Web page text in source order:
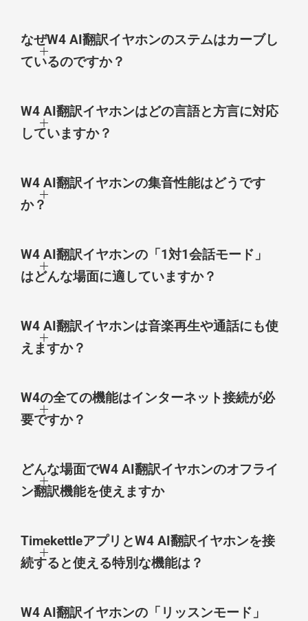
なぜW4 AI翻訳イヤホンのステムはカーブし
ているのですか？
W4 AI翻訳イヤホンはどの言語と方言に対応
していますか？
W4 AI翻訳イヤホンの集音性能はどうです
か？
W4 AI翻訳イヤホンの「1対1会話モード」
はどんな場面に適していますか？
W4 AI翻訳イヤホンは音楽再生や通話にも使
えますか？
W4の全ての機能はインターネット接続が必
要ですか？
どんな場面でW4 AI翻訳イヤホンのオフライ
ン翻訳機能を使えますか
TimekettleアプリとW4 AI翻訳イヤホンを接
続すると使える特別な機能は？
W4 AI翻訳イヤホンの「リッスンモード」